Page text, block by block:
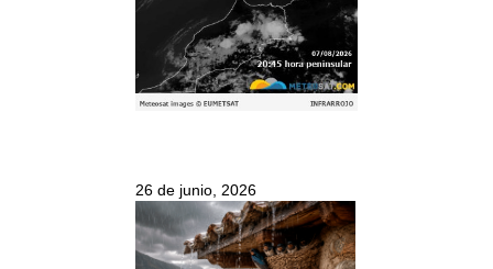
26 de junio, 2026